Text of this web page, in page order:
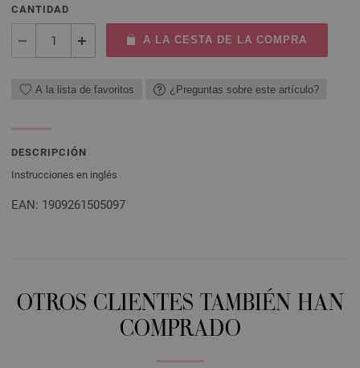
CANTIDAD
A LA CESTA DE LA COMPRA
A la lista de favoritos ¿Preguntas sobre este artículo?
DESCRIPCIÓN
Instrucciones en inglés
EAN: 1909261505097
OTROS CLIENTES TAMBIÉN HAN
COMPRADO